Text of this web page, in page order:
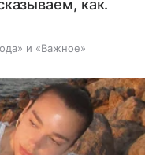
как.
и «Важное»